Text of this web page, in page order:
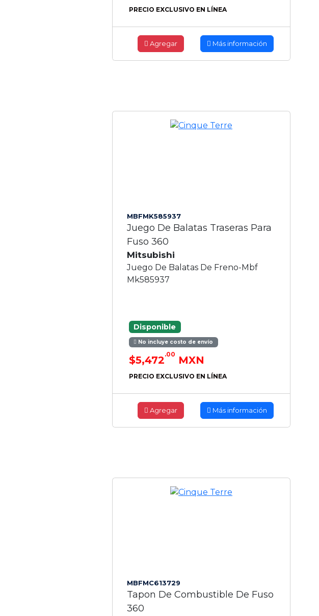
PRECIO EXCLUSIVO EN LÍNEA
Agregar Más información
MBFMK585937
Juego De Balatas Traseras Para
Fuso 360
Mitsubishi
Juego De Balatas De Freno-Mbf
Mk585937
Disponible
No incluye costo de envío
$5,472.00 MXN
PRECIO EXCLUSIVO EN LÍNEA
Agregar Más información
MBFMC613729
Tapon De Combustible De Fuso
360